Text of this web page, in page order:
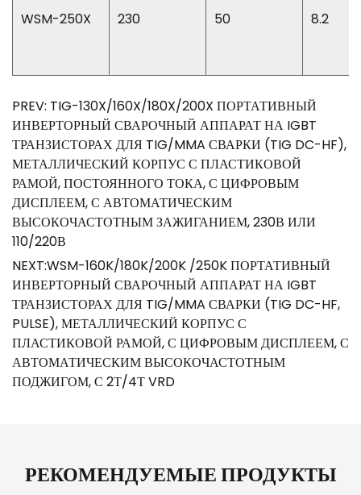
WSM-250X 230 50 8.2
PREV: TIG-130X/160X/180X/200X ПОРТАТИВНЫЙ
ИНВЕРТОРНЫЙ СВАРОЧНЫЙ АППАРАТ НА IGBT
ТРАНЗИСТОРАХ ДЛЯ TIG/MMA СВАРКИ (TIG DC-HF),
МЕТАЛЛИЧЕСКИЙ КОРПУС С ПЛАСТИКОВОЙ
РАМОЙ, ПОСТОЯННОГО ТОКА, С ЦИФРОВЫМ
ДИСПЛЕЕМ, С АВТОМАТИЧЕСКИМ
ВЫСОКОЧАСТОТНЫМ ЗАЖИГАНИЕМ, 230В ИЛИ
110/220В
NEXT:WSM-160K/180K/200K /250K ПОРТАТИВНЫЙ
ИНВЕРТОРНЫЙ СВАРОЧНЫЙ АППАРАТ НА IGBT
ТРАНЗИСТОРАХ ДЛЯ TIG/MMA СВАРКИ (TIG DC-HF,
PULSE), МЕТАЛЛИЧЕСКИЙ КОРПУС С
ПЛАСТИКОВОЙ РАМОЙ, С ЦИФРОВЫМ ДИСПЛЕЕМ, С
АВТОМАТИЧЕСКИМ ВЫСОКОЧАСТОТНЫМ
ПОДЖИГОМ, С 2Т/4Т VRD
РЕКОМЕНДУЕМЫЕ ПРОДУКТЫ